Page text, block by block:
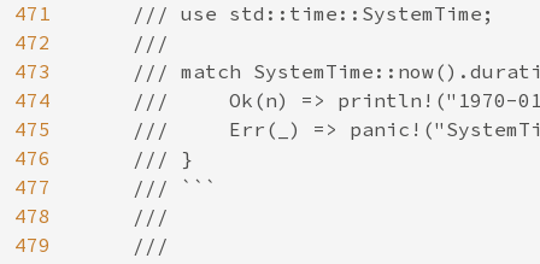
471
472
473
474
475
476
477
478
479
    /// use std::time::SystemTime;
    ///
/// match
///     Ok(n) => println!("1970-
///     Err(_) =>
    /// }
    /// ```
    ///
    ///